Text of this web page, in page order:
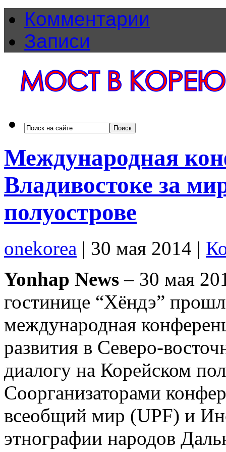
Комментарии
Записи
Международная
Владивостоке за
полуострове
onekorea | 30 мая 2014 |
Yonhap News – 30 мая
гостинице “Хёндэ”
международная
развития в Северо-
диалогу на Корейском
Соорганизаторами
всеобщий мир (UPF) и
этнографии народов